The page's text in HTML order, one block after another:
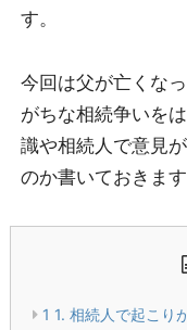
す。
今回は父が亡くな
がちな相続争いを
識や相続人で意見
のか書いておきます
1 1. 相続人で起こり